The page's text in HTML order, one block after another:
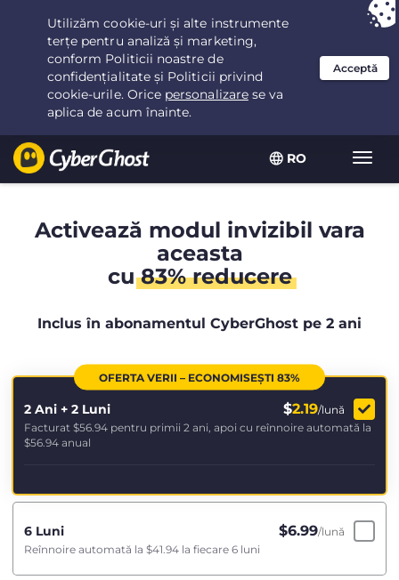
RO
Ai ales:Cea mai bună ofertăpentru 2.1666666666667ani la $
Activează modul invizibil vara
aceasta
cu83% reducere
Inclus în abonamentul CyberGhost pe 2 ani
OFERTA VERII – ECONOMISEȘTI 83%
2 Ani + 2 Luni $2.19/lună
Facturat $56.94 pentru primii 2 ani, apoi cu reînnoire automată la
$56.94 anual
6 Luni $6.99/lună
Reînnoire automată la $41.94 la fiecare 6 luni